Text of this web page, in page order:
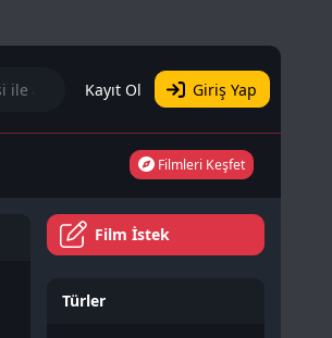
Kayıt Ol Giriş Yap
Filmleri Keşfet
Film İstek
Türler